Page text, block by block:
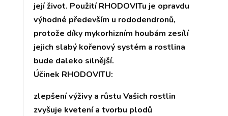
její život. Použití RHODOVITu je opravdu
výhodné především u rododendronů,
protože díky mykorhizním houbám zesílí
jejich slabý kořenový systém a rostlina
bude daleko silnější.
Účinek RHODOVITU:
zlepšení výživy a růstu Vašich rostlin
zvyšuje kvetení a tvorbu plodů